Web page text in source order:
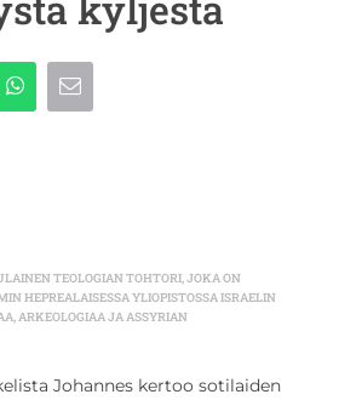
TEOLOGIAN TOHTORI, JOKA ON
HEPREALAISESSA YLIOPISTOSSA ISRAELIN
ARKEOLOGIAA JA ASSYRIAN
Johannes kertoo sotilaiden